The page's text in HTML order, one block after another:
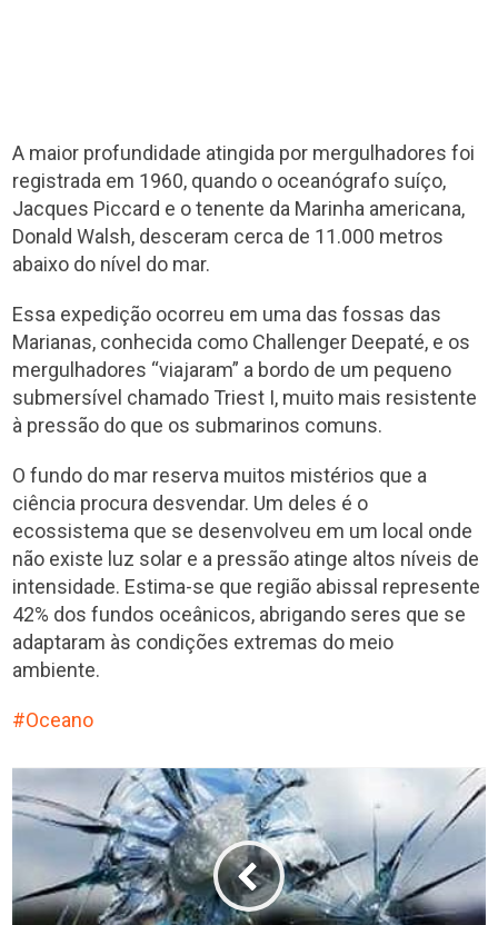
A maior profundidade atingida por mergulhadores foi
registrada em 1960, quando o oceanógrafo suíço,
Jacques Piccard e o tenente da Marinha americana,
Donald Walsh, desceram cerca de 11.000 metros
abaixo do nível do mar.
Essa expedição ocorreu em uma das fossas das
Marianas, conhecida como Challenger Deepaté, e os
mergulhadores “viajaram” a bordo de um pequeno
submersível chamado Triest I, muito mais resistente
à pressão do que os submarinos comuns.
O fundo do mar reserva muitos mistérios que a
ciência procura desvendar. Um deles é o
ecossistema que se desenvolveu em um local onde
não existe luz solar e a pressão atinge altos níveis de
intensidade. Estima-se que região abissal represente
42% dos fundos oceânicos, abrigando seres que se
adaptaram às condições extremas do meio
ambiente.
Oceano